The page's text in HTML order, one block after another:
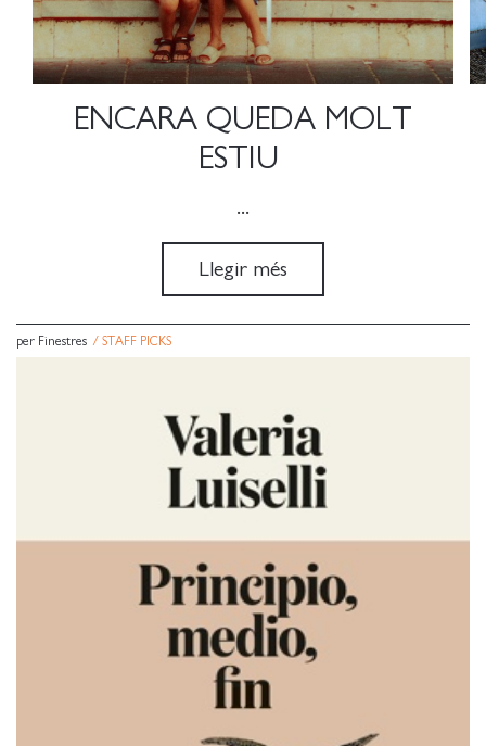
ENCARA QUEDA MOLT
ESTIU
...
Llegir més
per Finestres / STAFF PICKS